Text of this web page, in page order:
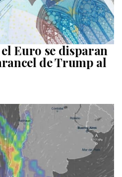
Euro se disparan
de Trump al